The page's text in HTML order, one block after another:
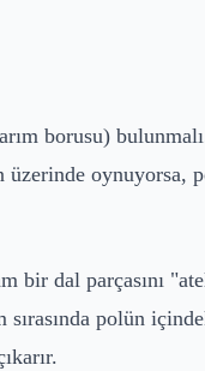
borusu)
üzerinde oynuyorsa,
bir dal parçasını
polün